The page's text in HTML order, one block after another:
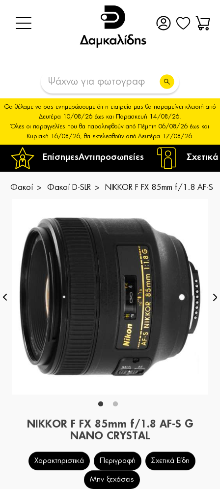
ΕπίσημεςΑντιπροσωπείες
Θα θέλαμε να σας ενημερώσουμε ότι η εταιρεία μας θα παραμείνει κλειστή από
Δευτέρα 10/08/26 έως και Παρασκευή 14/08/26.
Όλες οι παραγγελίες που θα παραληφθούν από Πέμπτη 06/08/26 έως και
Κυριακή 16/08/26, θα εκτελεσθούν από Δευτέρα 17/08/26.
Φακοί Φακοί D-SLR NIKKOR F FX 85mm f/1.8 AF-S
NIKKOR F FX 85mm f/1.8 AF-S G
NANO CRYSTAL
Χαρακτηριστικά Περιγραφή Σχετικά Είδη
Μην ξεχάσεις